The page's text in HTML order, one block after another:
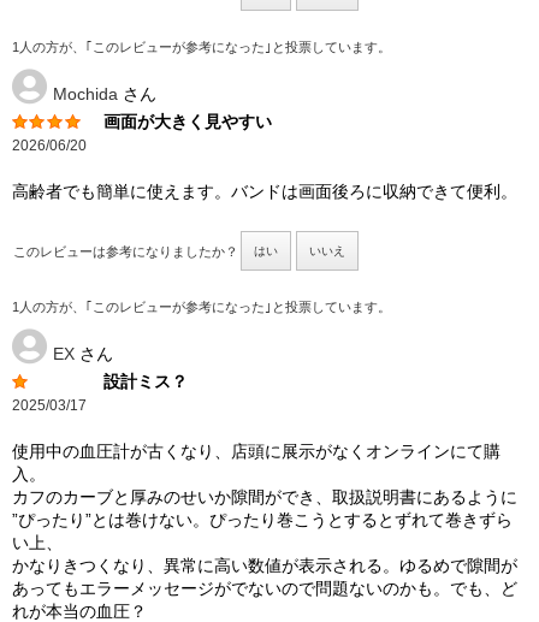
1人の方が、｢このレビューが参考になった｣と投票しています。
Mochida さん
画面が大きく見やすい
2026/06/20
高齢者でも簡単に使えます。バンドは画面後ろに収納できて便利。
このレビューは参考になりましたか？ はい いいえ
1人の方が、｢このレビューが参考になった｣と投票しています。
EX さん
設計ミス？
2025/03/17
使用中の血圧計が古くなり、店頭に展示がなくオンラインにて購
入。
カフのカーブと厚みのせいか隙間ができ、取扱説明書にあるように
”ぴったり”とは巻けない。ぴったり巻こうとするとずれて巻きずら
い上、
かなりきつくなり、異常に高い数値が表示される。ゆるめで隙間が
あってもエラーメッセージがでないので問題ないのかも。でも、ど
れが本当の血圧？